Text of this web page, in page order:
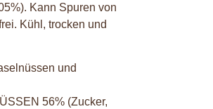
Kann Spuren von
Kühl, trocken und
und
56% (Zucker,